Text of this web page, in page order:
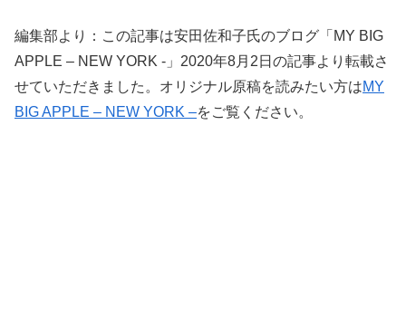
編集部より：この記事は安田佐和子氏のブログ「MY BIG
APPLE – NEW YORK -」2020年8月2日の記事より転載さ
せていただきました。オリジナル原稿を読みたい方はMY
BIG APPLE – NEW YORK –をご覧ください。